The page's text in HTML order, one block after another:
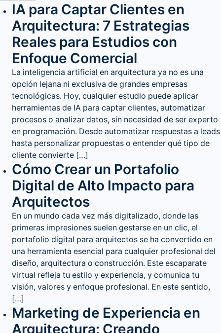
IA para Captar Clientes en
Arquitectura: 7 Estrategias
Reales para Estudios con
Enfoque Comercial
La inteligencia artificial en arquitectura ya no es una
opción lejana ni exclusiva de grandes empresas
tecnológicas. Hoy, cualquier estudio puede aplicar
herramientas de IA para captar clientes, automatizar
procesos o analizar datos, sin necesidad de ser experto
en programación. Desde automatizar respuestas a leads
hasta personalizar propuestas o entender qué tipo de
cliente convierte […]
Cómo Crear un Portafolio
Digital de Alto Impacto para
Arquitectos
En un mundo cada vez más digitalizado, donde las
primeras impresiones suelen gestarse en un clic, el
portafolio digital para arquitectos se ha convertido en
una herramienta esencial para cualquier profesional del
diseño, arquitectura o construcción. Este escaparate
virtual refleja tu estilo y experiencia, y comunica tu
visión, valores y enfoque profesional. En este sentido,
[…]
Marketing de Experiencia en
Arquitectura: Creando